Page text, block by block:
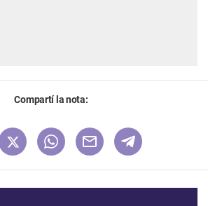
Compartí la nota: